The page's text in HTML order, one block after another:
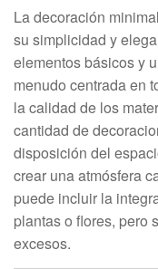
La decoración
su simplicidad y
elementos básicos y
menudo centrada en
la calidad de los
cantidad de
disposición del
crear una atmósfera
puede incluir la
plantas o flores, pero
excesos.